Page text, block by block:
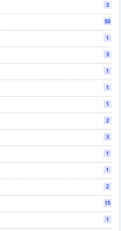
3
50
1
3
1
1
1
2
3
1
1
2
15
1